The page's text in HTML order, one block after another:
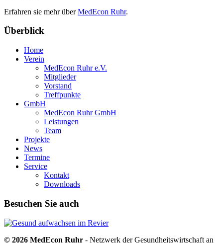
Erfahren sie mehr überMedEcon Ruhr.
Überblick
Home
Verein
MedEcon Ruhr e.V.
Mitglieder
Vorstand
Treffpunkte
GmbH
MedEcon Ruhr GmbH
Leistungen
Team
Projekte
News
Termine
Service
Kontakt
Downloads
Besuchen Sie auch
© 2026 MedEcon Ruhr - Netzwerk der Gesundheitswirtschaft an